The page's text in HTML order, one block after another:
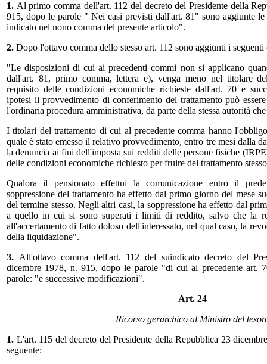
1. Al primo comma dell'art. 112 del decreto del Presidente della
915, dopo le parole " Nei casi previsti dall'art. 81" sono aggiunte
indicato nel nono comma del presente articolo".
2. Dopo l'ottavo comma dello stesso art. 112 sono aggiunti i seguenti
"Le disposizioni di cui ai precedenti commi non si applicano
dall'art. 81, primo comma, lettera e), venga meno nel titolare
requisito delle condizioni economiche richieste dall'art. 70 e
ipotesi il provvedimento di conferimento del trattamento può
l'ordinaria procedura amministrativa, da parte della stessa autorità
I titolari del trattamento di cui al precedente comma hanno
quale è stato emesso il relativo provvedimento, entro tre mesi dalla
la denuncia ai fini dell'imposta sui redditi delle persone fisiche
delle condizioni economiche richiesto per fruire del trattamento
Qualora il pensionato effettui la comunicazione entro il
soppressione del trattamento ha effetto dal primo giorno del mese
del termine stesso. Negli altri casi, la soppressione ha effetto dal
a quello in cui si sono superati i limiti di reddito, salvo che la
all'accertamento di fatto doloso dell'interessato, nel qual caso, la
della liquidazione".
3. All'ottavo comma dell'art. 112 del suindicato decreto del
dicembre 1978, n. 915, dopo le parole "di cui al precedente art.
parole: "e successive modificazioni".
Art. 24
Ricorso gerarchico al Ministro del
1. L'art. 115 del decreto del Presidente della Repubblica 23
seguente: